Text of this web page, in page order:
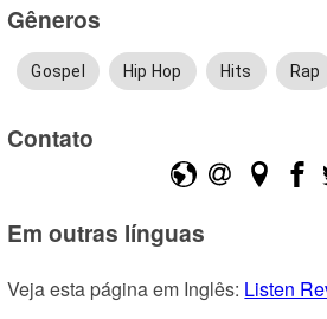
Gêneros
Gospel Hip Hop Hits Rap
Contato
Em outras línguas
Veja esta página em Inglês: Listen